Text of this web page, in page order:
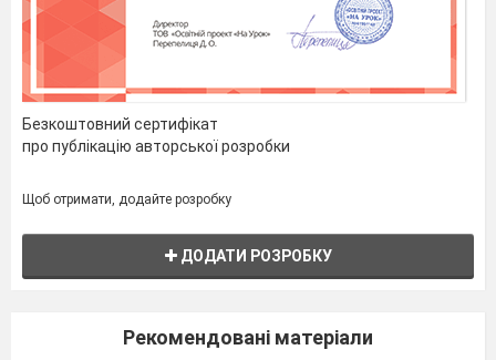
Контрольна робота.
Безкоштовний сертифікат
про публікацію авторської розробки
Щоб отримати, додайте розробку
ДОДАТИ РОЗРОБКУ
Рекомендовані матеріали